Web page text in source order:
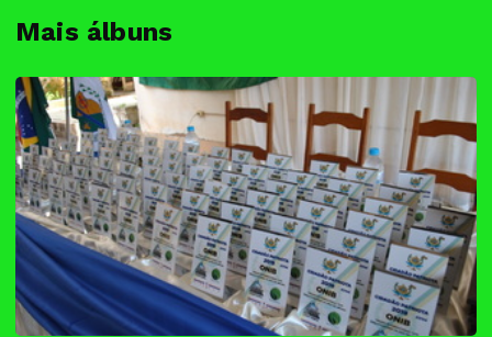
Mais álbuns